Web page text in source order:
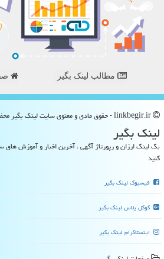
مطالب لینک بگیر
لینك بگیر
بک لینک ارزان و رپورتاژ آگهی ، آخرین اخبار و آموزش های
کنید
فیسبوک لینک بگیر
گوگل پلاس لینک بگیر
اینستاگرام لینک بگیر